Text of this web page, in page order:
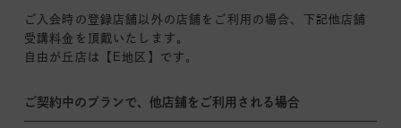
ご入会時の登録店舗以外の店舗をご利用の場合、下記他店舗
受講料金を頂戴いたします。
自由が丘店は【E地区】です。
ご契約中のプランで、他店舗をご利用される場合